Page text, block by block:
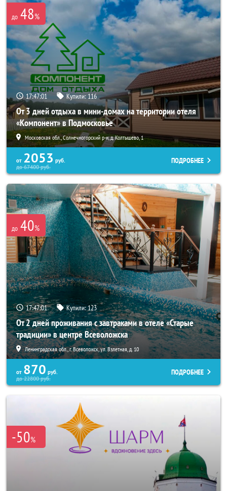
до 48%
17:46:57 Купили: 116
От 3 дней отдыха в мини-домах на территории отеля
«Компонент» в Подмосковье
Московская обл., Солнечногорский р-н, д. Колтышево, 1
от 2053 руб.
до67400руб.
ПОДРОБНЕЕ
до 40%
17:46:57 Купили:123
От 2 дней проживания с завтраками в отеле «Старые
традиции» в центре Всеволожска
Ленинградская обл., г. Всеволожск, ул. Взлетная, д. 10
от 870 руб.
до22800руб.
ПОДРОБНЕЕ
-50%